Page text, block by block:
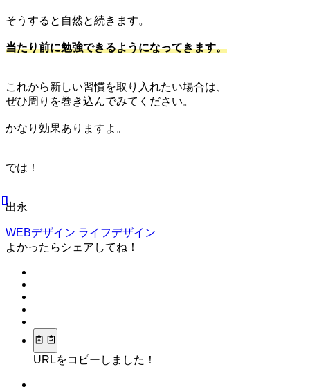
そうすると自然と続きます。
当たり前に勉強できるようになってきます。
これから新しい習慣を取り入れたい場合は、
ぜひ周りを巻き込んでみてください。
かなり効果ありますよ。
では！
出永
WEBデザイン ライフデザイン
よかったらシェアしてね！
URLをコピーしました！